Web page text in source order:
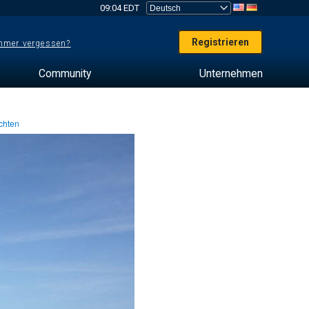
09:04 EDT
vergessen? Registrieren
Community Unternehmen